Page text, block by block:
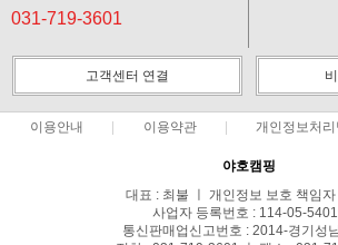
031-719-3601
고객센터 연결
이용안내 이용약관 개인정보처리
야호캠핑
대표 : 최불 ㅣ 개인정보 보호 책임자
사업자 등록번호 : 114-05-
통신판매업신고번호 : 2014-경기성